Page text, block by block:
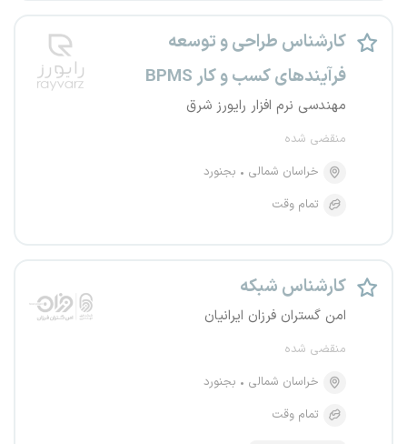
کارشناس طراحی و توسعه
فرآیندهای کسب و کار BPMS
مهندسی نرم افزار رایورز شرق
منقضی شده
خراسان شمالی
بجنورد
تمام وقت
کارشناس شبکه
امن گستران فرزان ایرانیان
منقضی شده
خراسان شمالی
بجنورد
تمام وقت